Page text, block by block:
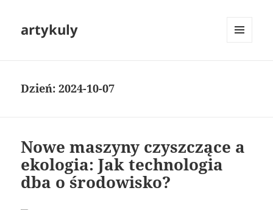
artykuly
Dzień:2024-10-07
Nowe maszyny czyszczące a
ekologia: Jak technologia
dba o środowisko?